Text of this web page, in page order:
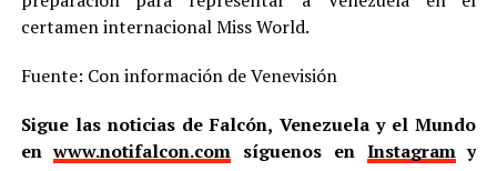
certamen internacional Miss World.
Fuente: Con información de Venevisión
Sigue las noticias de Falcón, Venezuela y el Mundo
enwww.notifalcon.com síguenos en Instagramy